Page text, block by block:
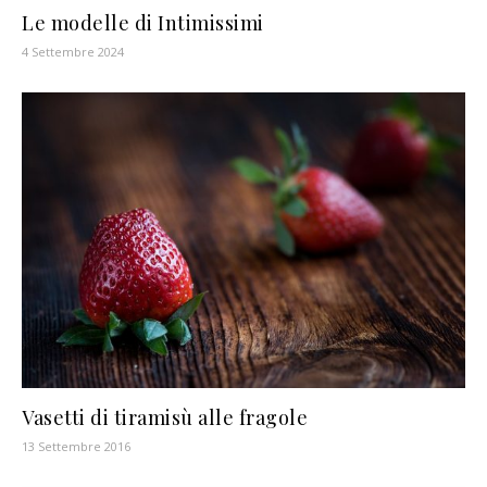
Le modelle di Intimissimi
4 Settembre 2024
Vasetti di tiramisù alle fragole
13 Settembre 2016